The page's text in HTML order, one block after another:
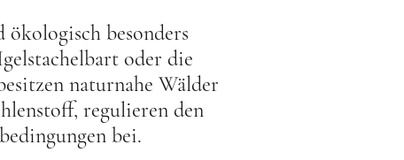
besonders
oder die
naturnahe Wälder
regulieren den
bei.